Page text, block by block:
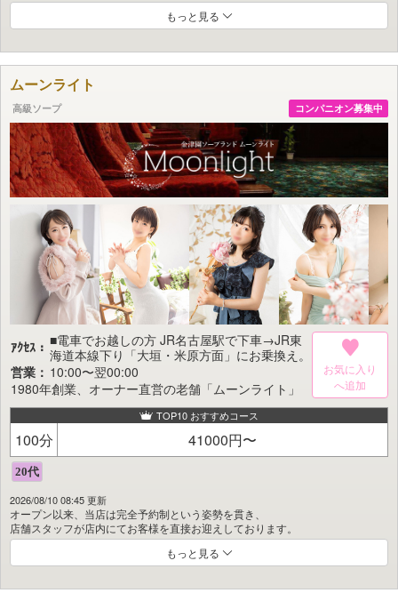
扉を開けた瞬間、包み込まれるような優しさとぬくもりに触れ、
心も身体も、自然とほどけていくのを感じていただけるでしょう。
経験に裏打ちされた確かな技、
そして年下にはない包容力を湛えた、やわらかな微笑み。
どこまでも丁寧で、深く、優しく、すべてを受け止める——
ここには、真の癒やしが息づいています。
慌ただしい日々の中で積み重なった疲れや、
ふと感じる心の渇きを、静かに溶かすように。
ゆったりと流れる時間の中で、心からの安らぎをお届けします。
甘く濃密なひとときが、五感をやさしく満たし、
忘れかけていた「愛される悦び」と「癒やされる幸福感」を呼び覚ます。
どうぞ、ごゆっくりご堪能くださいませ。
もっと見る
ムーンライト
高級ソープ コンパニオン募集中
ｱｸｾｽ： ■電車でお越しの方 JR名古屋駅で下車→JR東
海道本線下り「大垣・米原方面」にお乗換え。
20分ほどで岐阜駅に到着です。 岐阜駅に着き
ましたらお電話下さい。送迎車で駅までお迎え
にあがります。
営業： 10:00〜翌00:00
1980年創業、オーナー直営の老舗「ムーンライト」
お気に入り
TOP10 おすすめコース
100分 41000円〜
2026/08/10 08:45 更新
オープン以来、当店は完全予約制という姿勢を貫き、
店舗スタッフが店内にてお客様を直接お迎えしております。
スポットライトとドライアイスが織りなす官能的な演出の中、
日常を離れた特別なひとときをご堪能ください。
もっと見る